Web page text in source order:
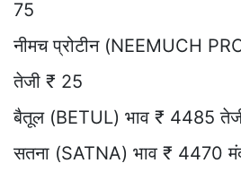
75
नीमच प्रोटीन (NEEMUCH
तेजी ₹ 25
बैतूल (BETUL) भाव ₹ 4485
सतना (SATNA) भाव ₹ 4470